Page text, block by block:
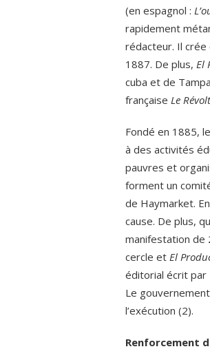
(en espagnol :
rapidement
rédacteur. Il crée
1887. De plus, El
cuba et de
française Le
Fondé en 1885, le
à des activités
pauvres et
forment un
de Haymarket.
cause. De plus,
manifestation de
cercle et El
éditorial écrit par
Le
l’exécution (2).
Renforcement